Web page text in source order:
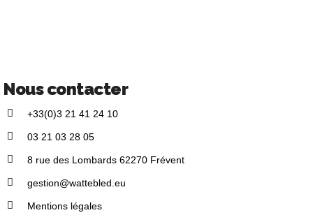
Nous contacter
+33(0)3 21 41 24 10
03 21 03 28 05
8 rue des Lombards 62270 Frévent
gestion@wattebled.eu
Mentions légales